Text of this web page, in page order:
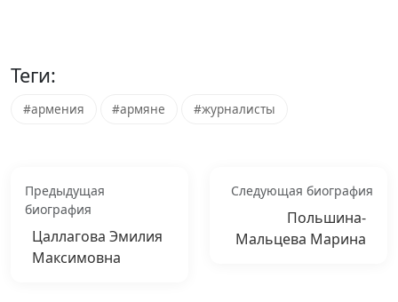
Теги:
#армения #армяне #журналисты
Предыдущая
биография
Цаллагова Эмилия
Максимовна
Следующая биография
Польшина-
Мальцева Марина